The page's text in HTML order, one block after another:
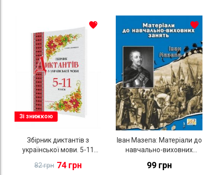
Зі знижкою
Збірник диктантів з
української мови. 5-11
74 грн
82 грн
Іван Мазепа: Матеріали до
навчально-виховних
99 грн